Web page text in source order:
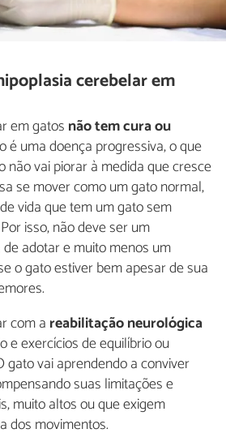
cerebelar em
em gatos não tem cura ou
é uma doença progressiva, o que
não vai piorar à medida que cresce
se mover como um gato normal,
vida que tem um gato sem
isso, não deve ser um
adotar e muito menos um
o gato estiver bem apesar de sua
com a reabilitação neurológica
e exercícios de equilíbrio ou
gato vai aprendendo a conviver
suas limitações e
muito altos ou que exigem
dos movimentos.